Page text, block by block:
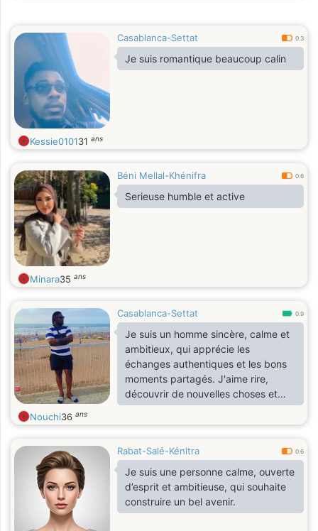
Casablanca-Settat 0.3
Je suis romantique beaucoup calin
Kessie010131 ans
Béni Mellal-Khénifra 0.6
Serieuse humble et active
Minara35 ans
Casablanca-Settat 0.9
Je suis un homme sincère, calme et
ambitieux, qui apprécie les
échanges authentiques et les bons
moments partagés. J'aime rire,
découvrir de nouvelles choses et
profiter des petits plaisirs de la vie.
Je recherche une femme avec qui
basée sur le respect, la confiance et
la bonne humeur. Si tu aimes les
conversations qui ont du sens et que
tu crois encore aux belles
rencontres, faisons connaissance.
Nouchi36 ans
Rabat-Salé-Kénitra 0.6
Je suis une personne calme, ouverte
d’esprit et ambitieuse, qui souhaite
construire un bel avenir.